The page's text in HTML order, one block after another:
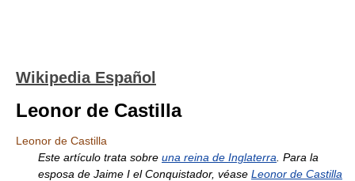
Wikipedia Español
Leonor de Castilla
Leonor de Castilla
Este artículo trata sobre una reina de Inglaterra . Para la
esposa de Jaime I el Conquistador, véase Leonor de Castilla